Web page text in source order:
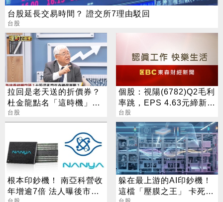
台股延長交易時間？ 證交所7理由駁回
台股
拉回是老天送的折價券？
杜金龍點名「這時機」：
台股衝6萬
台股
個股：視陽(6782)Q2毛利
率跳，EPS 4.63元締新
猷，本季營運續看旺
台股
根本印鈔機！ 南亞科營收
年增逾7倍 法人曝後市觀
躲在最上游的AI印鈔機！
這檔「壓膜之王」 卡死全